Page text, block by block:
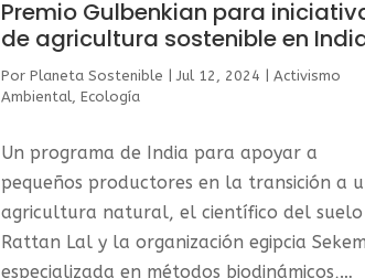
Premio Gulbenkian para
de agricultura sostenible en
Por Planeta Sostenible Jul 12, 2024
Activismo
Ambiental Ecología
Un programa de India para apoyar a
pequeños productores en la transición a
agricultura natural, el científico del suelo
Rattan Lal y la organización egipcia
especializada en métodos biodinámicos,